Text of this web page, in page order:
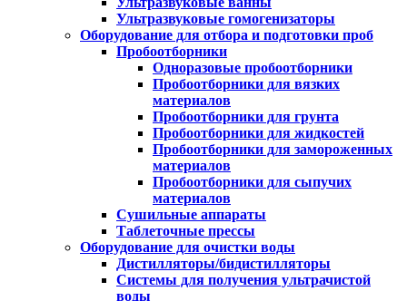
Ультразвуковые гомогенизаторы
Оборудование для отбора и подготовки проб
Пробоотборники
Одноразовые пробоотборники
Пробоотборники для вязких
материалов
Пробоотборники для грунта
Пробоотборники для жидкостей
Пробоотборники для замороженных
материалов
Пробоотборники для сыпучих
материалов
Сушильные аппараты
Таблеточные прессы
Оборудование для очистки воды
Дистилляторы/бидистилляторы
Системы для получения ультрачистой
воды